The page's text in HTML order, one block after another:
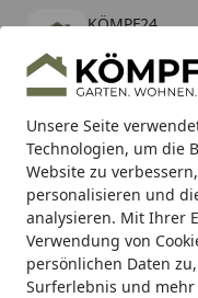
Unsere Seite
Technologien, um die
Website zu
personalisieren und
analysieren. Mit Ihrer
Verwendung von
persönlichen Daten
Surferlebnis und
KÖMPF24
kostenlos - Im App
Alle Produkte
Mein Konto
Suchen
Karibu Pools inkl.
Starterset